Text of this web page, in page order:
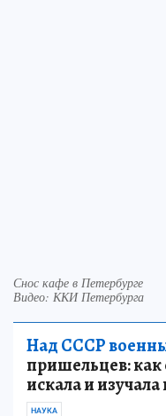
Снос кафе в Петербурге
Видео: ККИ Петербурга
Над СССР
пришельцев: как
искала и
НАУКА